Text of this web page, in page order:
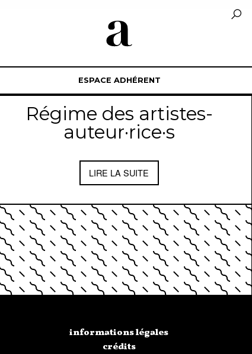
ESPACE ADHÉRENT
Régime des artistes-
auteur·rice·s
LIRE LA SUITE
informations légales
crédits